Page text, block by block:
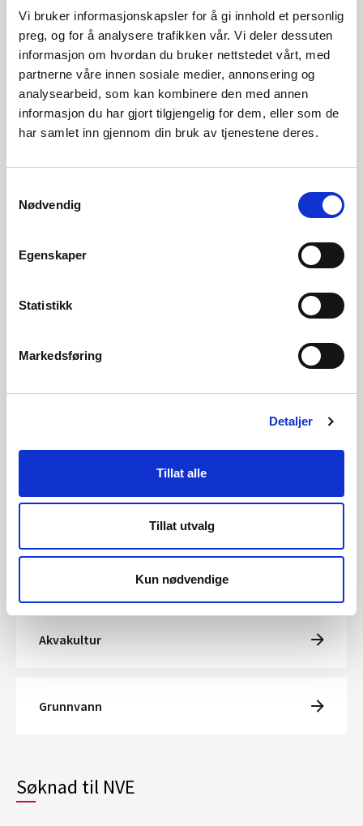
Vi bruker informasjonskapsler for å gi innhold et personlig
preg, og for å analysere trafikken vår. Vi deler dessuten
informasjon om hvordan du bruker nettstedet vårt, med
partnerne våre innen sosiale medier, annonsering og
analysearbeid, som kan kombinere den med annen
informasjon du har gjort tilgjengelig for dem, eller som de
har samlet inn gjennom din bruk av tjenestene deres.
Nødvendig
Egenskaper
Statistikk
Markedsføring
Detaljer
Tillat alle
Tillat utvalg
Kun nødvendige
som det er rimeleg å stille mot fare for menneske, miljø
eller eigedom. Ved inngrep i vassdraga våre må vi ta omsyn
til dei naturlege prosessane og den verdien vassdraget har
for miljøet og andre allmenne interesser. Dei ulike lovene
som gjeld inngrep i og langs vassdrag skal sikre dette.
Nedenfor finn du meir informasjon om uttak av vatn til
Fysiske inngrep
Drikkevann
Jordvannning
Mini- og mikrokraftverk
Akvakultur
Grunnvann
Søknad til NVE